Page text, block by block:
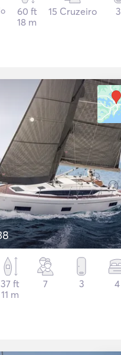
60 ft
18 m
15 Cruzeiro 3
37 ft
11 m
7 3 4